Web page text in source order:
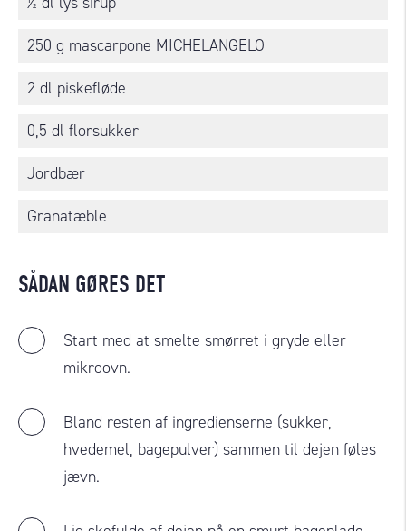
250 g mascarpone MICHELANGELO
2 dl piskefløde
0,5 dl florsukker
Jordbær
Granatæble
SÅDAN GØRES DET
Start med at smelte smørret i gryde eller
mikroovn.
Bland resten af ingredienserne (sukker,
hvedemel, bagepulver) sammen til dejen føles
jævn.